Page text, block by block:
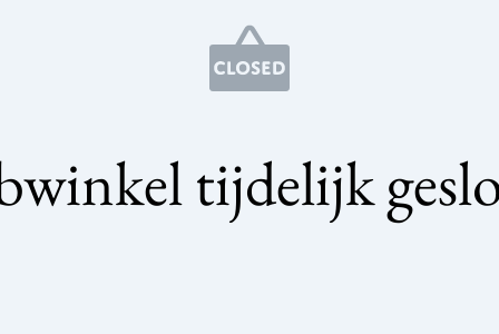
tijdelijk